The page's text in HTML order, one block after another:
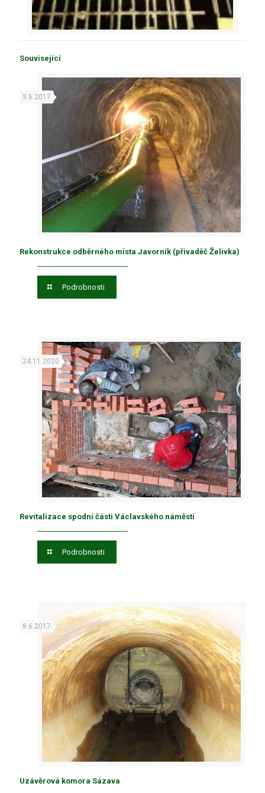
Související
9.6.2017
Rekonstrukce odběrného místa Javorník (přivaděč Želivka)
Podrobnosti
24.11.2020
Revitalizace spodní části Václavského náměstí
Podrobnosti
8.6.2017
Uzávěrová komora Sázava